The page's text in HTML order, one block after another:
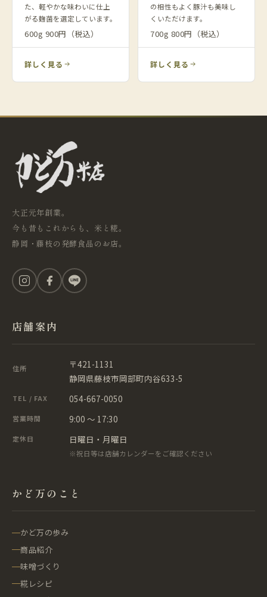
た、軽やかな味わいに仕上
がる麹菌を選定しています。
600g 900円（税込）
詳しく見る
の相性もよく豚汁も美味し
くいただけます。
700g 800円（税込）
詳しく見る
大正元年創業。
今も昔もこれからも、米と糀。
静岡・藤枝の発酵食品のお店。
店舗案内
住所
〒421-1131
静岡県藤枝市岡部町内谷633-5
TEL / FAX 054-667-0050
営業時間 9:00 ～ 17:30
定休日 日曜日・月曜日
※祝日等は店舗カレンダーをご確認ください
かど万のこと
かど万の歩み
商品紹介
味噌づくり
糀レシピ